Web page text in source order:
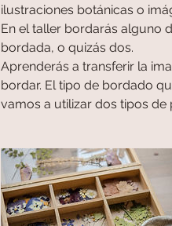
ilustraciones botánicas o
En el taller bordarás alguno
bordada, o quizás dos.
Aprenderás a transferir la
bordar. El tipo de bordado
vamos a utilizar dos tipos de